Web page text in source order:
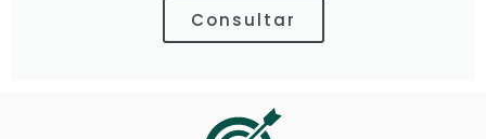
Consultar